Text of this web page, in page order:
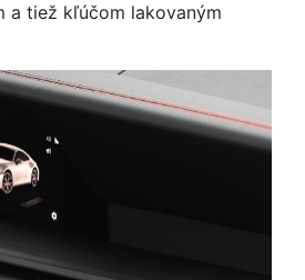
a tiež kľúčom lakovaným